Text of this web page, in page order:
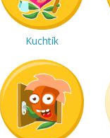
Kuchtík